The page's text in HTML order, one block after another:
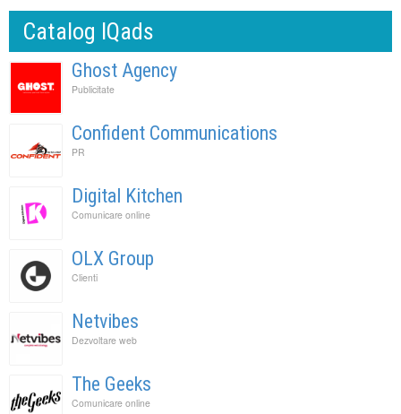
Catalog IQads
Ghost Agency
Publicitate
Confident Communications
PR
Digital Kitchen
Comunicare online
OLX Group
Clienti
Netvibes
Dezvoltare web
The Geeks
Comunicare online